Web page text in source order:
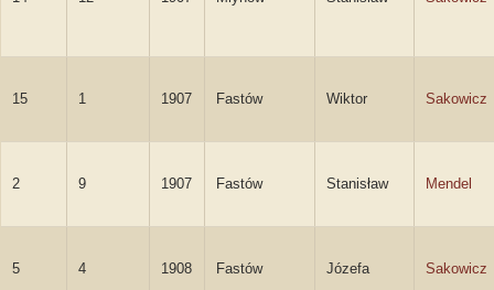
15 1 1907 Fastów Wiktor Sakowicz
2 9 1907 Fastów Stanisław Mendel
5 4 1908 Fastów Józefa Sakowicz